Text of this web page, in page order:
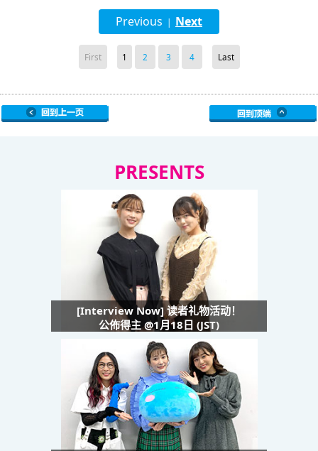
Previous | Next
First 1 2 3 4 Last
PRESENTS
[Interview Now] 读者礼物活动！
公佈得主 @1月18日 (JST)